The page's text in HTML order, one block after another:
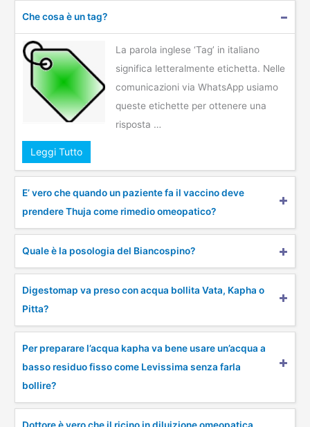
Che cosa è un tag?
La parola inglese ‘Tag’ in italiano
significa letteralmente etichetta. Nelle
comunicazioni via WhatsApp usiamo
queste etichette per ottenere una
risposta …
Leggi Tutto
E’ vero che quando un paziente fa il vaccino deve
prendere Thuja come rimedio omeopatico?
Quale è la posologia del Biancospino?
Digestomap va preso con acqua bollita Vata, Kapha o
Pitta?
Per preparare l’acqua kapha va bene usare un’acqua a
basso residuo fisso come Levissima senza farla
bollire?